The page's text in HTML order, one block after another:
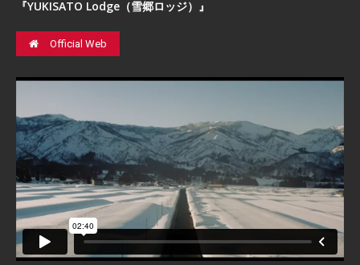
『YUKISATO Lodge（雪郷ロッジ）』
Official Web